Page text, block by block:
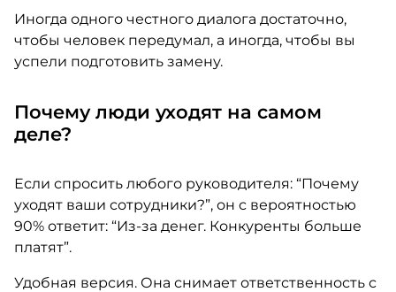
Иногда одного честного диалога достаточно,
чтобы человек передумал, а иногда, чтобы вы
успели подготовить замену.
Почему люди уходят на самом
деле?
Если спросить любого руководителя: “Почему
уходят ваши сотрудники?”, он с вероятностью
90% ответит: “Из-за денег. Конкуренты больше
платят”.
Удобная версия. Она снимает ответственность с